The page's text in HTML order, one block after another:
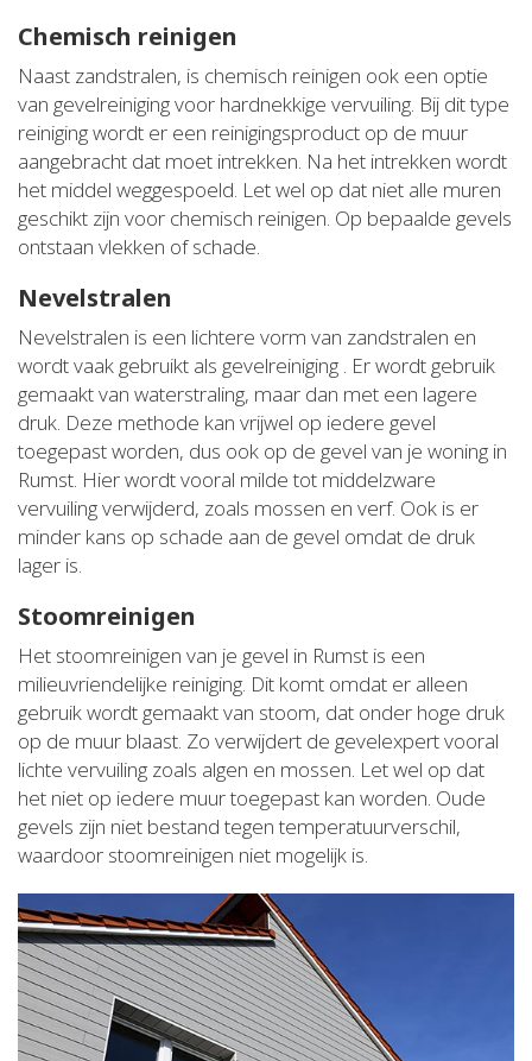
Chemisch reinigen
Naast zandstralen, is chemisch reinigen ook een optie
van gevelreiniging voor hardnekkige vervuiling. Bij dit type
reiniging wordt er een reinigingsproduct op de muur
aangebracht dat moet intrekken. Na het intrekken wordt
het middel weggespoeld. Let wel op dat niet alle muren
geschikt zijn voor chemisch reinigen. Op bepaalde gevels
ontstaan vlekken of schade.
Nevelstralen
Nevelstralen is een lichtere vorm van zandstralen en
wordt vaak gebruikt als gevelreiniging . Er wordt gebruik
gemaakt van waterstraling, maar dan met een lagere
druk. Deze methode kan vrijwel op iedere gevel
toegepast worden, dus ook op de gevel van je woning in
Rumst. Hier wordt vooral milde tot middelzware
vervuiling verwijderd, zoals mossen en verf. Ook is er
minder kans op schade aan de gevel omdat de druk
lager is.
Stoomreinigen
Het stoomreinigen van je gevel in Rumst is een
milieuvriendelijke reiniging. Dit komt omdat er alleen
gebruik wordt gemaakt van stoom, dat onder hoge druk
op de muur blaast. Zo verwijdert de gevelexpert vooral
lichte vervuiling zoals algen en mossen. Let wel op dat
het niet op iedere muur toegepast kan worden. Oude
gevels zijn niet bestand tegen temperatuurverschil,
waardoor stoomreinigen niet mogelijk is.